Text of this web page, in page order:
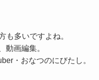
も多いですよね。
動画編集。
・おなつのにびたし。